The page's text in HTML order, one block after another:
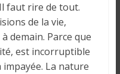
faut rire de tout.
de la vie,
demain. Parce que
est incorruptible
La nature